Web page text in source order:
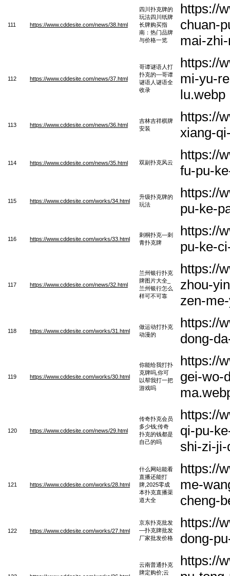
111 https://www.cddesite.com/news/38.html
四川扑克牌的
玩法四川纸牌
长牌购买指
南：热门品牌
与价格一览
https://
chuan-
mai-
112 https://www.cddesite.com/news/37.html
哥谭谜语人打
扑克的—哥谭
谜语人谜语全
收录
https://
mi-yu-
lu.webp
113 https://www.cddesite.com/news/36.html
吉林吉祥棋牌
安装
https://
xiang-
114 https://www.cddesite.com/news/35.html 双副扑克风云
https://
fu-pu-
115 https://www.cddesite.com/works/34.html
升级扑克牌的
玩法
https://
pu-ke-
116 https://www.cddesite.com/works/33.html
刺桐扑克—刺
青扑克牌
https://
pu-ke-
117 https://www.cddesite.com/news/32.html
兰州银行扑克
牌图片大全_
兰州银行怎么
样可不可靠
https://
zhou-
zen-
118 https://www.cddesite.com/works/31.html
做运动打扑克
动漫的
https://
dong-
119 https://www.cddesite.com/works/30.html
你能给我打扑
克牌吗,你可
以帮我打一把
游戏吗
https://
gei-wo-
120 https://www.cddesite.com/news/29.html
传奇扑克会员
多少钱;传奇
扑克的钱都是
自己的吗
https://
qi-pu-
shi-zi-ji-
121 https://www.cddesite.com/works/28.html
什么网站能看
直播还能打
牌,2025零成
本扑克直播渠
道大全
https://
me-
cheng-
122 https://www.cddesite.com/works/27.html
京东扑克批发
—扑克牌批发
厂家批发价格
https://
dong-
云南普通扑克
牌定购价;云
https://